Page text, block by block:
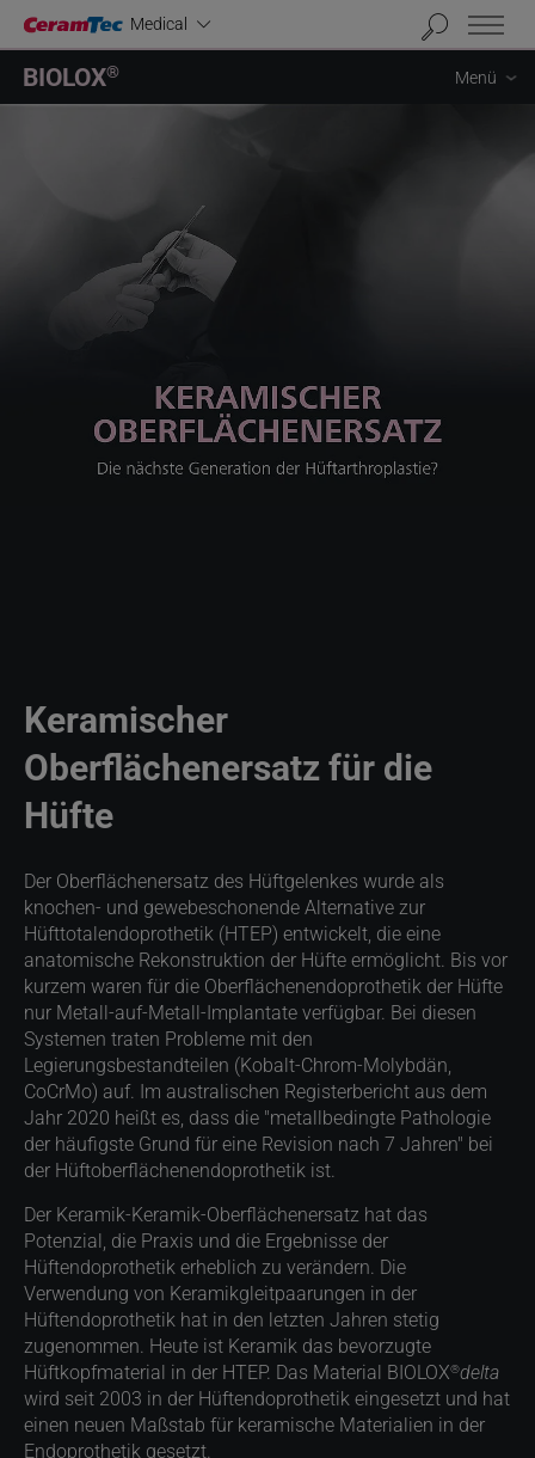
Medical
BIOLOX® Menü
Industrial
Keramischer
Oberflächenersatz für die
Hüfte
Der Oberflächenersatz des Hüftgelenkes wurde als
knochen- und gewebeschonende Alternative zur
Hüfttotalendoprothetik (HTEP) entwickelt, die eine
anatomische Rekonstruktion der Hüfte ermöglicht. Bis vor
kurzem waren für die Oberflächenendoprothetik der Hüfte
nur Metall-auf-Metall-Implantate verfügbar. Bei diesen
Systemen traten Probleme mit den
Legierungsbestandteilen (Kobalt-Chrom-Molybdän,
CoCrMo) auf. Im australischen Registerbericht aus dem
Jahr 2020 heißt es, dass die "metallbedingte Pathologie
der häufigste Grund für eine Revision nach 7 Jahren" bei
der Hüftoberflächenendoprothetik ist.
Der Keramik-Keramik-Oberflächenersatz hat das
Potenzial, die Praxis und die Ergebnisse der
Hüftendoprothetik erheblich zu verändern. Die
Verwendung von Keramikgleitpaarungen in der
Hüftendoprothetik hat in den letzten Jahren stetig
zugenommen. Heute ist Keramik das bevorzugte
Hüftkopfmaterial in der HTEP. Das Material BIOLOX®delta
wird seit 2003 in der Hüftendoprothetik eingesetzt und hat
einen neuen Maßstab für keramische Materialien in der
Endoprothetik gesetzt.